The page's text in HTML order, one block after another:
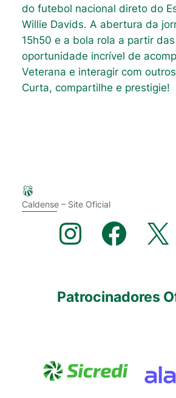
do futebol nacional direto do
Willie Davids. A abertura da
15h50 e a bola rola a partir das
oportunidade incrível de
Veterana e interagir com
Curta, compartilhe e prestigie!
Caldense – Site Oficial
Instagram Facebook X
Patrocinadores